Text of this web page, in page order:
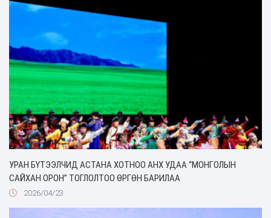
УРАН БҮТЭЭЛЧИД АСТАНА ХОТНОО АНХ УДАА “МОНГОЛЫН
САЙХАН ОРОН” ТОГЛОЛТОО ӨРГӨН БАРИЛАА
2026/04/23